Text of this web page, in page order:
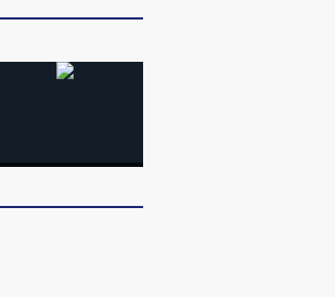
急转移近
雨 3小时累计雨量超80毫